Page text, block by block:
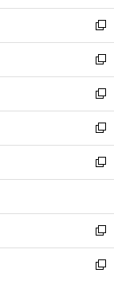
開
く
ウ
で
開
く
ン
ド
ウ
で
開
く
ウ
ィ
ン
ド
ウ
で
開
く
新
し
い
ウ
ィ
ン
ド
ウ
で
開
新
し
い
ウ
ィ
ン
ド
ウ
開
く
新
し
い
ウ
ィ
ン
ウ
で
開
く
新
し
い
ウ
ン
ド
ウ
で
新
し
ウ
ィ
ン
ド
新
し
い
新